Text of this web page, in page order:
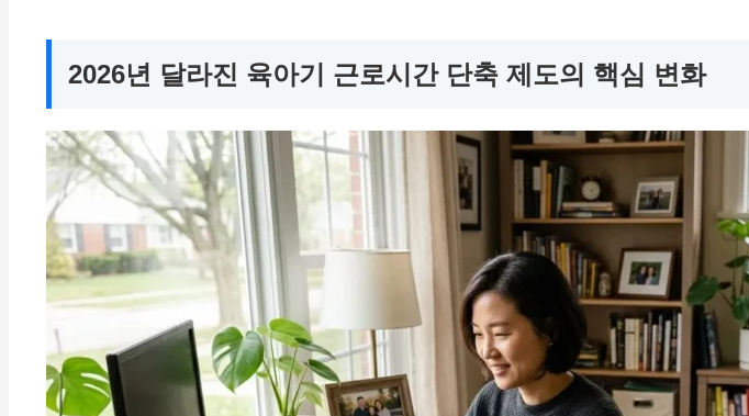
2026년 달라진 육아기 근로시간 단축 제도의 핵심 변화